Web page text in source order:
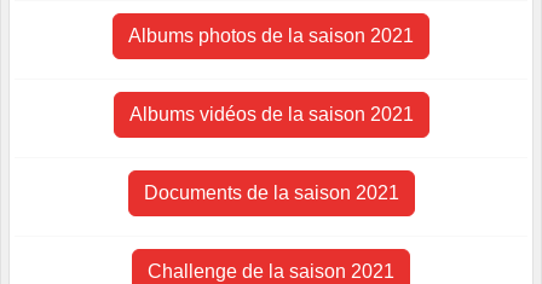
Albums photos de la saison 2021
Albums vidéos de la saison 2021
Documents de la saison 2021
Challenge de la saison 2021